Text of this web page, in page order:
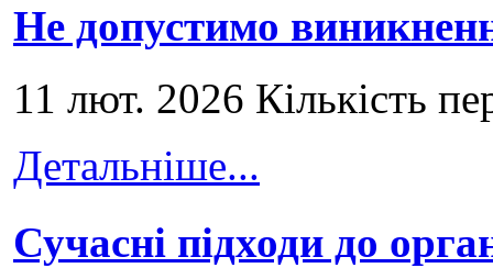
Не допустимо
11 лют. 2026 Кількість
Детальніше...
Сучасні підходи до